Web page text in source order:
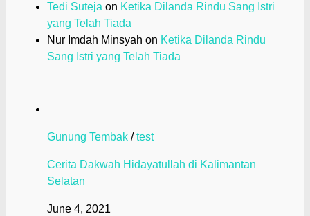
Tedi Suteja on Ketika Dilanda Rindu Sang Istri
yang Telah Tiada
Nur Imdah Minsyah on Ketika Dilanda Rindu
Sang Istri yang Telah Tiada
Gunung Tembak /test
Cerita Dakwah Hidayatullah di Kalimantan
Selatan
June 4, 2021